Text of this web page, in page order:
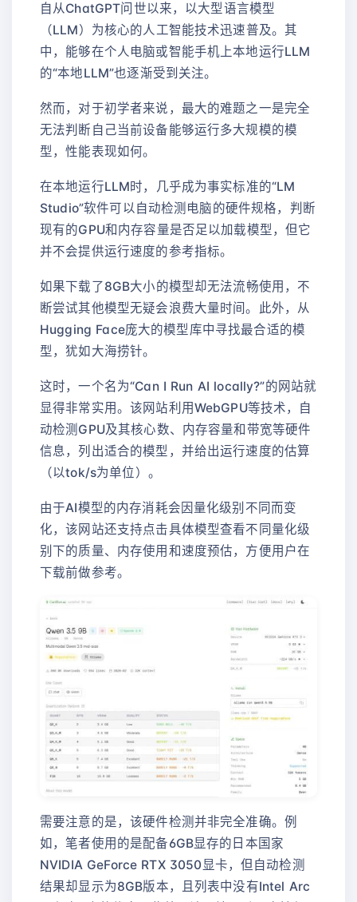
自从ChatGPT问世以来，以大型语言模型
（LLM）为核心的人工智能技术迅速普及。其
中，能够在个人电脑或智能手机上本地运行LLM
的“本地LLM”也逐渐受到关注。
然而，对于初学者来说，最大的难题之一是完全
无法判断自己当前设备能够运行多大规模的模
型，性能表现如何。
在本地运行LLM时，几乎成为事实标准的“LM
Studio”软件可以自动检测电脑的硬件规格，判断
现有的GPU和内存容量是否足以加载模型，但它
并不会提供运行速度的参考指标。
如果下载了8GB大小的模型却无法流畅使用，不
断尝试其他模型无疑会浪费大量时间。此外，从
Hugging Face庞大的模型库中寻找最合适的模
型，犹如大海捞针。
这时，一个名为“Can I Run AI locally?”的网站就
显得非常实用。该网站利用WebGPU等技术，自
动检测GPU及其核心数、内存容量和带宽等硬件
信息，列出适合的模型，并给出运行速度的估算
（以tok/s为单位）。
由于AI模型的内存消耗会因量化级别不同而变
化，该网站还支持点击具体模型查看不同量化级
别下的质量、内存使用和速度预估，方便用户在
下载前做参考。
需要注意的是，该硬件检测并非完全准确。例
如，笔者使用的是配备6GB显存的日本国家
NVIDIA GeForce RTX 3050显卡，但自动检测
结果却显示为8GB版本，且列表中没有Intel Arc